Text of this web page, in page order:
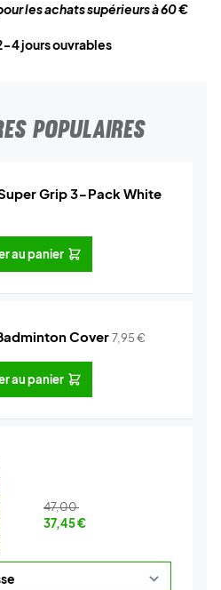
les achats supérieurs à 60 €
4 jours ouvrables
POPULAIRES
Grip 3-Pack White
au panier
Cover7,95€
au panier
47,00
37,45€